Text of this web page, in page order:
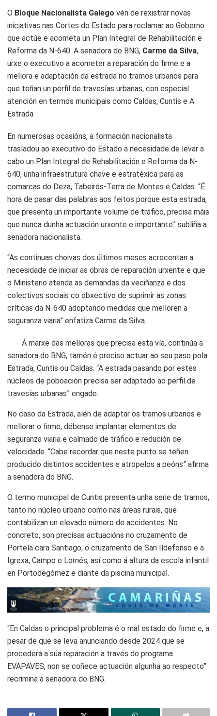
O Bloque Nacionalista Galego vén de rexistrar novas
iniciativas nas Cortes do Estado para reclamar ao Goberno
que actúe e acometa un Plan Integral de Rehabilitación e
Reforma da N-640. A senadora do BNG, Carme da Silva,
urxe o executivo a acometer a reparación do firme e a
mellora e adaptación da estrada no tramos urbanos para
que teñan un perfil de travesías urbanas, con especial
atención en termos municipais como Caldas, Cuntis e A
Estrada.
En numerosas ocasións, a formación nacionalista
trasladou ao executivo do Estado a necesidade de levar a
cabo un Plan Integral de Rehabilitación e Reforma da N-
640, unha infraestrutura chave e estratéxica para as
comarcas do Deza, Tabeirós-Terra de Montes e Caldas. “É
hora de pasar das palabras aos feitos porque esta estrada,
que presenta un importante volume de tráfico, precisa máis
que nunca dunha actuación urxente e importante” subliña a
senadora nacionalista.
“As continuas choivas dos últimos meses acrecentan a
necesidade de iniciar as obras de reparación urxente e que
o Ministerio atenda as demandas da veciñanza e dos
colectivos sociais co obxectivo de suprimir as zonas
críticas da N-640 adoptando medidas que melloren a
seguranza viaria” enfatiza Carme da Silva.
Á marxe das melloras que precisa esta vía, continúa a
senadora do BNG, tamén é preciso actuar ao seu paso pola
Estrada, Cuntis ou Caldas. “A estrada pasando por estes
núcleos de poboación precisa ser adaptado ao perfil de
travesías urbanas” engade.
No caso da Estrada, alén de adaptar os tramos urbanos e
mellorar o firme, débense implantar elementos de
seguranza viaria e calmado de tráfico e redución de
velocidade. “Cabe recordar que neste punto se teñen
producido distintos accidentes e atropelos a peóns” afirma
a senadora do BNG.
O termo municipal de Cuntis presenta unha serie de tramos,
tanto no núcleo urbano como nas áreas rurais, que
contabilizan un elevado número de accidentes. No
concreto, son precisas actuacións no cruzamento de
Portela cara Santiago, o cruzamento de San Ildefonso e a
Igrexa, Campo e Lornés, así como á altura da escola infantil
en Portodegómez e diante da piscina municipal.
“En Caldas o principal problema é o mal estado do firme e, a
pesar de que se leva anunciando desde 2024 que se
procederá a súa reparación a través do programa
EVAPAVES, non se coñece actuación algunha ao respecto”
recrimina a senadora do BNG.